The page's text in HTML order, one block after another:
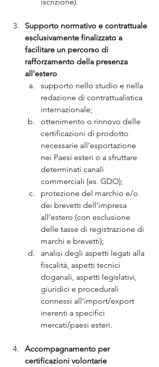
Supporto normativo e contrattuale
esclusivamente finalizzato a
facilitare un percorso di
rafforzamento della presenza
all'estero
supporto nello studio e nella
redazione di contrattualistica
internazionale;
ottenimento o rinnovo delle
certificazioni di prodotto
necessarie all’esportazione
nei Paesi esteri o a sfruttare
determinati canali
commerciali (es. GDO);
protezione del marchio e/o
dei brevetti dell’impresa
all’estero (con esclusione
delle tasse di registrazione di
marchi e brevetti);
analisi degli aspetti legati alla
fiscalità, aspetti tecnici
doganali, aspetti legislativi,
giuridici e procedurali
connessi all’import/export
inerenti a specifici
mercati/paesi esteri.
Accompagnamento per
certificazioni volontarie